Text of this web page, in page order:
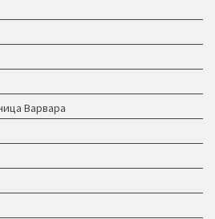
Варвара